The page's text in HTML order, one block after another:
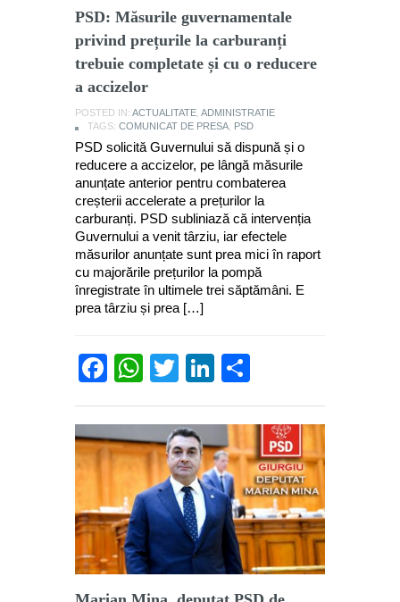
PSD: Măsurile guvernamentale
privind prețurile la carburanți
trebuie completate și cu o reducere
a accizelor
POSTED IN: ACTUALITATE ADMINISTRATIE
TAGS: COMUNICAT DE PRESA PSD
PSD solicită Guvernului să dispună și o
reducere a accizelor, pe lângă măsurile
anunțate anterior pentru combaterea
creșterii accelerate a prețurilor la
carburanți. PSD subliniază că intervenția
Guvernului a venit târziu, iar efectele
măsurilor anunțate sunt prea mici în raport
cu majorările prețurilor la pompă
înregistrate în ultimele trei săptămâni. E
prea târziu și prea […]
Facebook
WhatsApp
TwitterLinkedIn